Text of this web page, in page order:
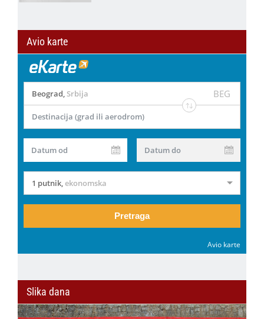
Avio karte
Beograd, Srbija BEG
Destinacija (grad ili aerodrom)
Datum od Datum do
1 putnik,ekonomska
Pretraga
Avio karte
Slika dana